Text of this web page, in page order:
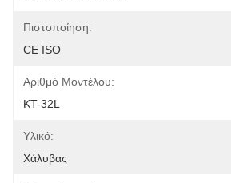
Πιστοποίηση:
CE ISO
Αριθμό Μοντέλου:
KT-32L
Υλικό:
Χάλυβας